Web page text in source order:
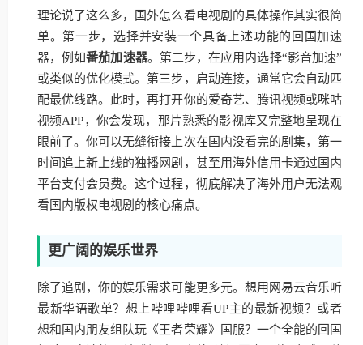
理论说了这么多，国外怎么看电视剧的具体操作其实很简
单。第一步，选择并安装一个具备上述功能的回国加速
器，例如番茄加速器。第二步，在应用内选择“影音加速”
或类似的优化模式。第三步，启动连接，通常它会自动匹
配最优线路。此时，再打开你的爱奇艺、腾讯视频或咪咕
视频APP，你会发现，那片熟悉的影视库又完整地呈现在
眼前了。你可以无缝衔接上次在国内没看完的剧集，第一
时间追上新上线的独播网剧，甚至用海外信用卡通过国内
平台支付会员费。这个过程，彻底解决了海外用户无法观
看国内版权电视剧的核心痛点。
更广阔的娱乐世界
除了追剧，你的娱乐需求可能更多元。想用网易云音乐听
最新华语歌单？想上哔哩哔哩看UP主的最新视频？或者
想和国内朋友组队玩《王者荣耀》国服？一个全能的回国